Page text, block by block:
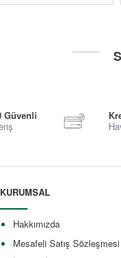
Güvenli
KURUMSAL
Hakkımızda
Mesafeli Satış Sözleşmesi